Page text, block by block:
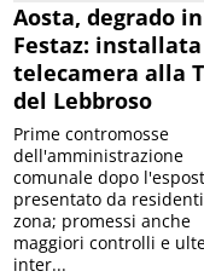
Aosta, degrado
Festaz:
telecamera alla
del Lebbroso
Prime contromosse
dell'amministrazione
comunale dopo
presentato da
zona; promessi anche
maggiori controlli e
inter...